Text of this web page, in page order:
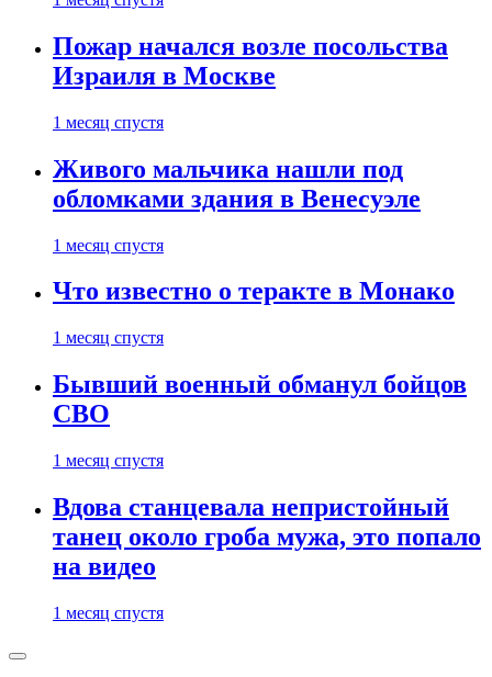
Пожар начался возле посольства
Израиля в Москве
1 месяц спустя
Живого мальчика нашли под
обломками здания в Венесуэле
1 месяц спустя
Что известно о теракте в Монако
1 месяц спустя
Бывший военный обманул бойцов
СВО
1 месяц спустя
Вдова станцевала непристойный
танец около гроба мужа, это попало
на видео
1 месяц спустя